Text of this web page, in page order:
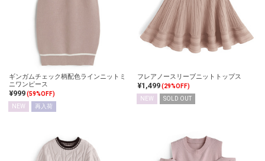
ギンガムチェック柄配色ラインニットミ
ニワンピース
¥999(59%OFF)
NEW
再入荷
フレアノースリーブニットトップス
¥1,499(29%OFF)
NEW
SOLD OUT